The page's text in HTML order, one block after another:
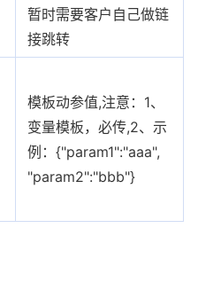
暂时需要客户自己做链
接跳转
模板动参值,注意：1、
变量模板，必传,2、示
例：{"param1":"aaa",
"param2":"bbb"}